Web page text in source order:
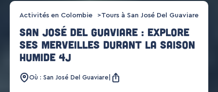
Activités en Colombie Tours à San José Del Guaviare
San José Del Guaviare : Explore
ses merveilles durant la saison
humide 4j
Où : San José Del Guaviare